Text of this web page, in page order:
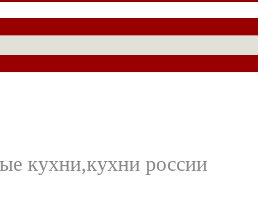
кухни,кухни россии